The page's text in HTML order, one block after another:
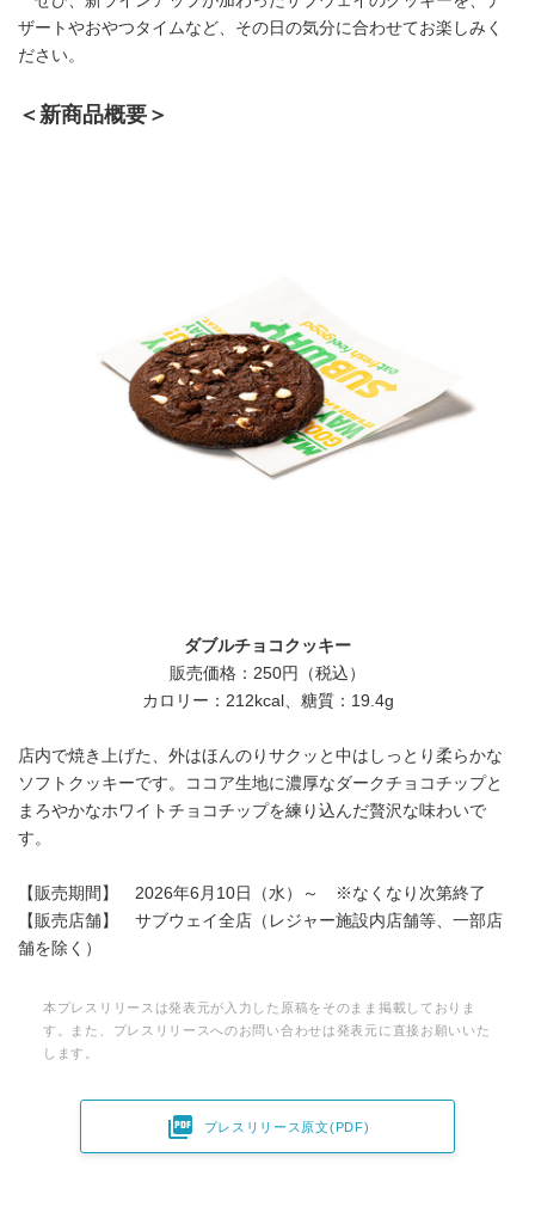
ザートやおやつタイムなど、その日の気分に合わせてお楽しみく
ださい。
＜新商品概要＞
ダブルチョコクッキー
販売価格：250円（税込）
カロリー：212kcal、糖質：19.4g
店内で焼き上げた、外はほんのりサクッと中はしっとり柔らかな
ソフトクッキーです。ココア生地に濃厚なダークチョコチップと
まろやかなホワイトチョコチップを練り込んだ贅沢な味わいで
す。
【販売期間】 2026年6月10日（水）～ ※なくなり次第終了
【販売店舗】 サブウェイ全店（レジャー施設内店舗等、一部店
舗を除く）
本プレスリリースは発表元が入力した原稿をそのまま掲載しておりま
す。また、プレスリリースへのお問い合わせは発表元に直接お願いいた
します。
 プレスリリース原文(PDF)